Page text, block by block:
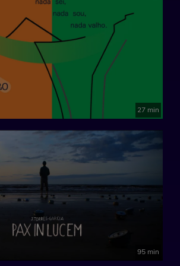
27 min
95 min